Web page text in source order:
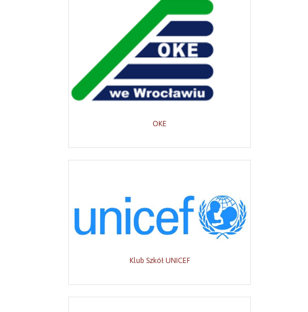
OKE
Klub Szkół UNICEF